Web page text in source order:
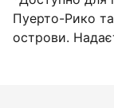
Пуерто-Рико та
острови.